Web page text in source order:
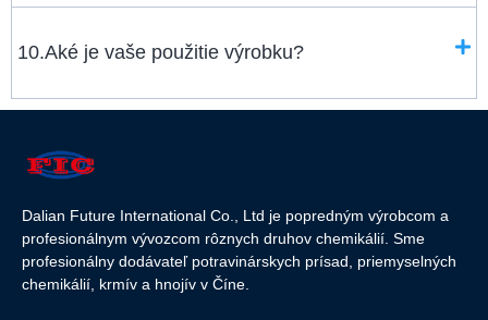
10.Aké je vaše použitie výrobku?
Dalian Future International Co., Ltd je popredným výrobcom a
profesionálnym vývozcom rôznych druhov chemikálií. Sme
profesionálny dodávateľ potravinárskych prísad, priemyselných
chemikálií, krmív a hnojív v Číne.